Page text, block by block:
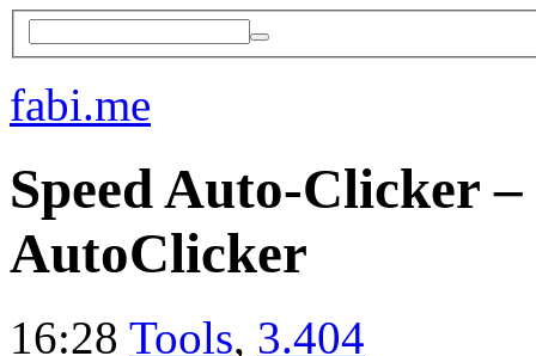
fabi.me
Speed Auto-Clicker
AutoClicker
16:28 Tools, 3.404